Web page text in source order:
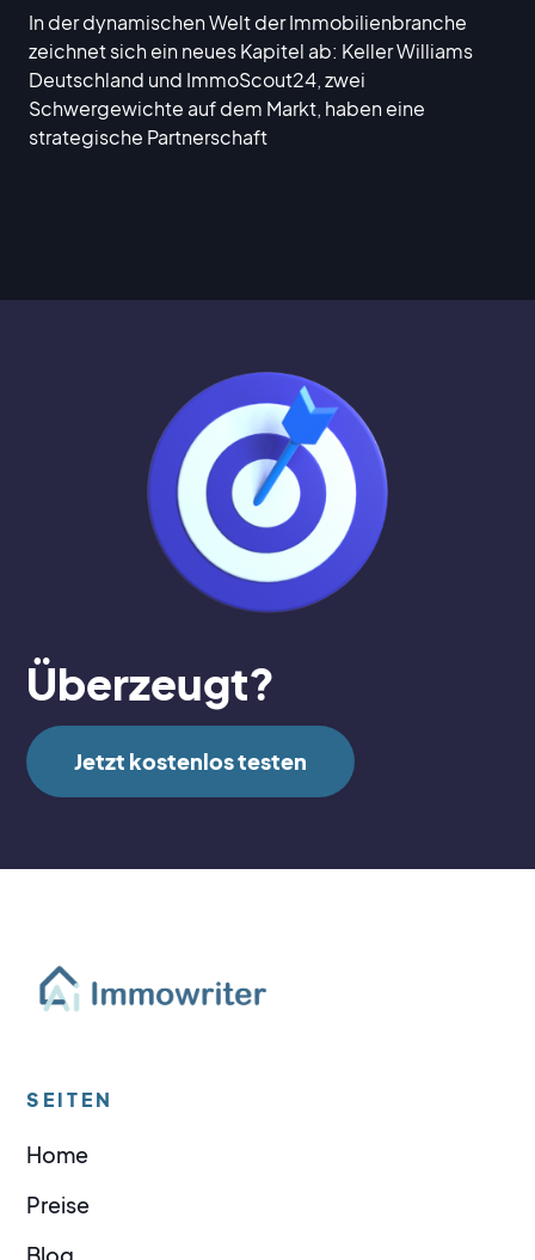
In der dynamischen Welt der Immobilienbranche
zeichnet sich ein neues Kapitel ab: Keller Williams
Deutschland und ImmoScout24, zwei
Schwergewichte auf dem Markt, haben eine
strategische Partnerschaft
Überzeugt?
Jetzt kostenlos testen
SEITEN
Home
Preise
Blog